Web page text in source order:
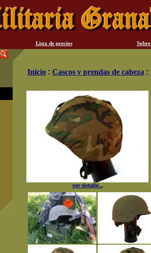
Lista de precios
Inicio : Cascos y prendas de cabeza :
ver detalle...